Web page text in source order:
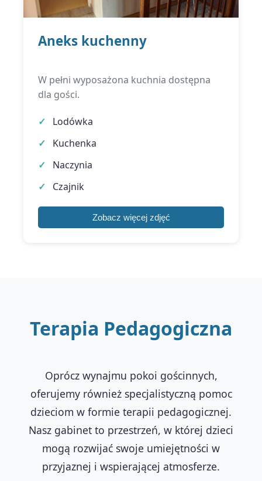
Aneks kuchenny
W pełni wyposażona kuchnia dostępna
dla gości.
Lodówka
Kuchenka
Naczynia
Czajnik
Zobacz więcej zdjęć
Terapia Pedagogiczna
Oprócz wynajmu pokoi gościnnych,
oferujemy również specjalistyczną pomoc
dzieciom w formie terapii pedagogicznej.
Nasz gabinet to przestrzeń, w której dzieci
mogą rozwijać swoje umiejętności w
przyjaznej i wspierającej atmosferze.